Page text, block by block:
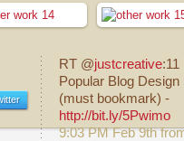
RT @justcreative:11
Popular Blog Design
(must bookmark) -
http://bit.ly/5Pwimo
9:03 PM Feb 9th